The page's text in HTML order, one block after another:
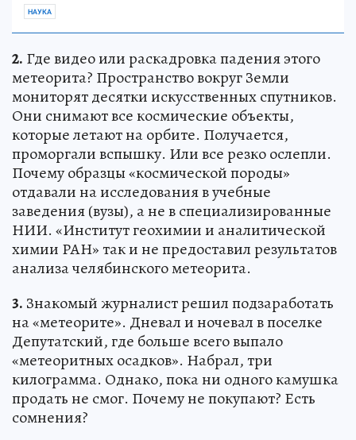
НАУКА
2. Где видео или раскадровка падения этого
метеорита? Пространство вокруг Земли
мониторят десятки искусственных спутников.
Они снимают все космические объекты,
которые летают на орбите. Получается,
проморгали вспышку. Или все резко ослепли.
Почему образцы «космической породы»
отдавали на исследования в учебные
заведения (вузы), а не в специализированные
НИИ. «Институт геохимии и аналитической
химии РАН» так и не предоставил результатов
анализа челябинского метеорита.
3. Знакомый журналист решил подзаработать
на «метеорите». Дневал и ночевал в поселке
Депутатский, где больше всего выпало
«метеоритных осадков». Набрал, три
килограмма. Однако, пока ни одного камушка
продать не смог. Почему не покупают? Есть
сомнения?